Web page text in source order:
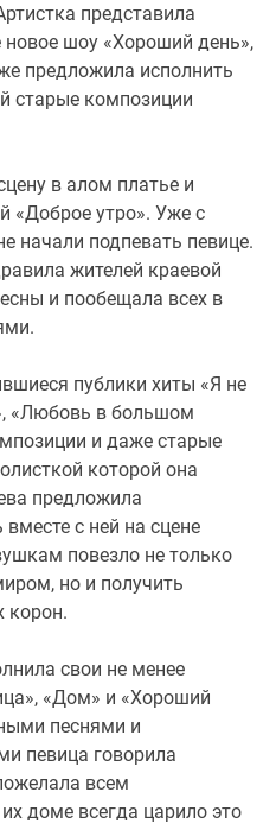
представила
новое шоу «Хороший день»,
предложила исполнить
старые композиции
в алом платье и
«Доброе утро». Уже с
начали подпевать певице.
жителей краевой
и пообещала всех в
публики хиты «Я не
«Любовь в большом
и даже старые
которой она
предложила
с ней на сцене
повезло не только
но и получить
корон.
свои не менее
«Дом» и «Хороший
песнями и
певица говорила
всем
доме всегда царило это